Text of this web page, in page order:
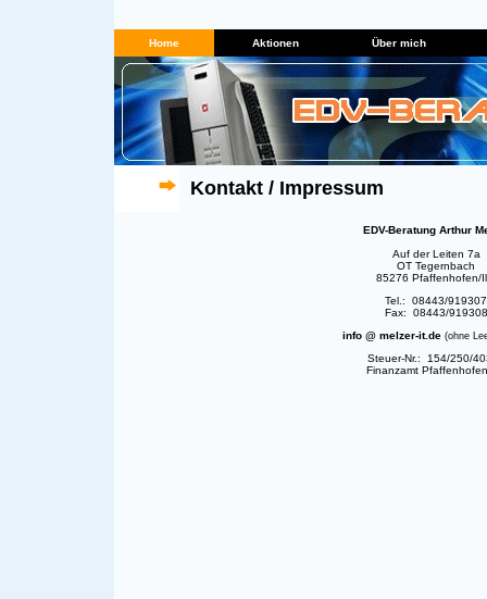
Home Aktionen Über mich
Kontakt / Impressum
EDV-Beratung Arthur
Auf der Leiten 7a
OT Tegernbach
85276 Pfaffenhofen/
Tel.: 08443/919307
Fax: 08443/919308
info @ melzer-it.de (ohne
Steuer-Nr.: 154/250/
Finanzamt